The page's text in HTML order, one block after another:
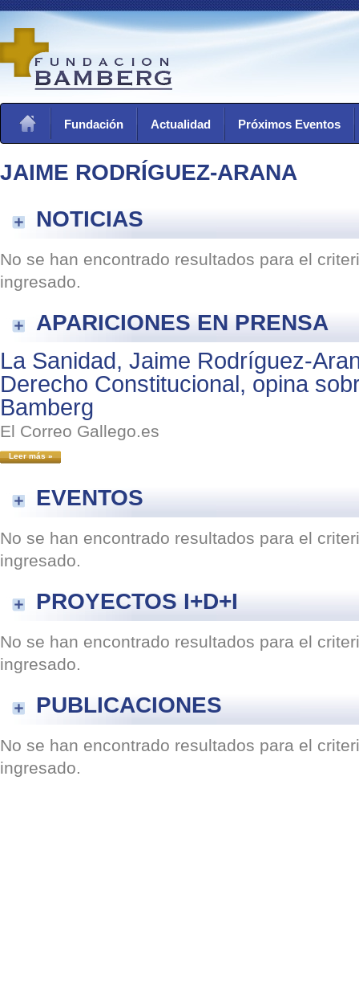
Fundación Actualidad Próximos Eventos
JAIME RODRÍGUEZ-ARANA
NOTICIAS
No se han encontrado resultados para el
ingresado.
APARICIONES EN PRENSA
La Sanidad, Jaime Rodríguez-
Derecho Constitucional, opina
Bamberg
El Correo Gallego.es
Leer más »
EVENTOS
No se han encontrado resultados para el
ingresado.
PROYECTOS I+D+I
No se han encontrado resultados para el
ingresado.
PUBLICACIONES
No se han encontrado resultados para el
ingresado.